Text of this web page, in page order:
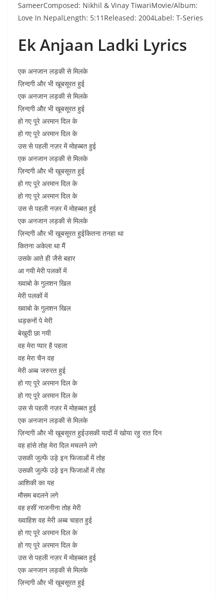
SameerComposed: Nikhil & Vinay TiwariMovie/Album:
Love In NepalLength: 5:11Released: 2004Label: T-Series
Ek Anjaan Ladki Lyrics
एक अनजान लड़की से मिलके
ज़िन्दगी और भी खूबसूरत हुई
एक अनजान लड़की से मिलके
ज़िन्दगी और भी खूबसूरत हुई
हो गए पूरे अरमान दिल के
हो गए पूरे अरमान दिल के
उस से पहली नज़र में मोहब्बत हुई
एक अनजान लड़की से मिलके
ज़िन्दगी और भी खूबसूरत हुई
हो गए पूरे अरमान दिल के
हो गए पूरे अरमान दिल के
उस से पहली नज़र में मोहब्बत हुई
एक अनजान लड़की से मिलके
ज़िन्दगी और भी खूबसूरत हुईकितना तनहा था
कितना अकेला था मैं
उसके आते ही जैसे बहार
आ गयी मेरी पलकों में
ख्वाबो के गुलशन खिल
मेरी पलकों में
ख्वाबो के गुलशन खिल
धड़कनों पे मेरी
बेखुदी छा गयी
वह मेरा प्यार है पहला
वह मेरा चैन वह
मेरी अब्ब जरुरत हुई
हो गए पूरे अरमान दिल के
हो गए पूरे अरमान दिल के
उस से पहली नज़र में मोहब्बत हुई
एक अनजान लड़की से मिलके
ज़िन्दगी और भी खूबसूरत हुईउसकी यादों में खोया रहु रात दिन
वह हांसे तोह मेरा दिल मचलने लगे
उसकी जुल्फें उड़े इन फिजाओं में तोह
उसकी जुल्फें उड़े इन फिजाओं में तोह
आशिकी का यह
मौसम बदलने लगे
वह हसीं नाजनीना तोह मेरी
ख्वाहिश वह मेरी अब्ब चाहत हुई
हो गए पूरे अरमान दिल के
हो गए पूरे अरमान दिल के
उस से पहली नज़र में मोहब्बत हुई
एक अनजान लड़की से मिलके
ज़िन्दगी और भी खूबसूरत हुई